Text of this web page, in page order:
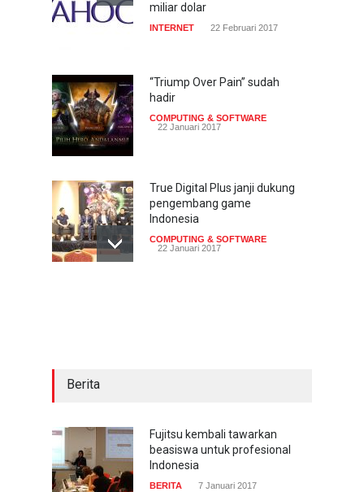
miliar dolar
INTERNET 22 Februari 2017
“Triump Over Pain” sudah
hadir
COMPUTING & SOFTWARE
22 Januari 2017
True Digital Plus janji dukung
pengembang game
Indonesia
COMPUTING & SOFTWARE
22 Januari 2017
pandangan mata
TECH SPEC 8 Januari 2017
Berita
Fujitsu kembali tawarkan
beasiswa untuk profesional
Indonesia
BERITA 7 Januari 2017